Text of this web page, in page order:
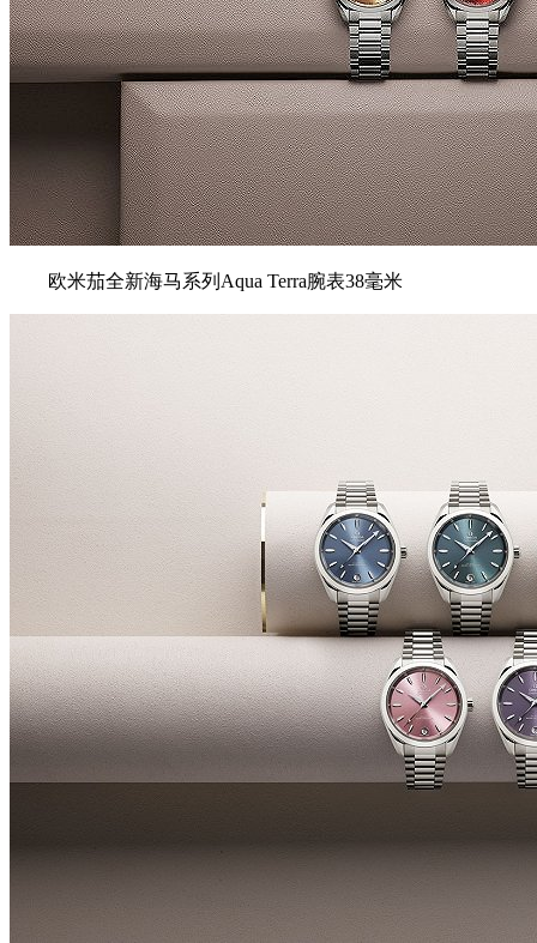
欧米茄全新海⻢系列Aqua Terra腕表38毫米